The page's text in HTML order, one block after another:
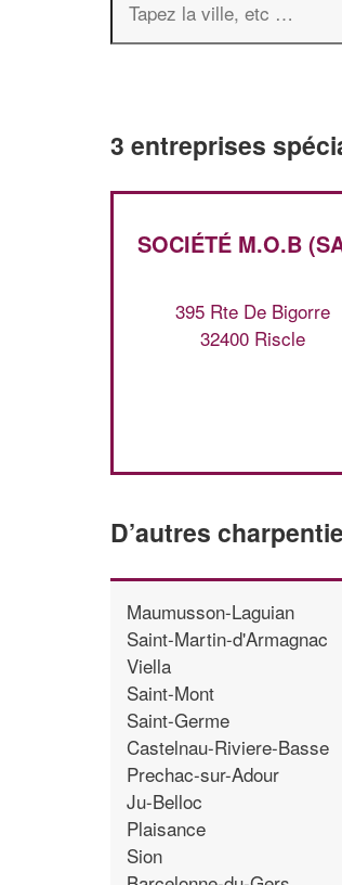
3 entreprises
SOCIÉTÉ M.O.B
395 Rte De Bigorre
32400 Riscle
D’autres
Maumusson-Laguian
Saint-Martin-d'Armagnac
Viella
Saint-Mont
Saint-Germe
Castelnau-Riviere-Basse
Prechac-sur-Adour
Ju-Belloc
Plaisance
Sion